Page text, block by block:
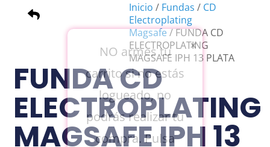
Inicio / Fundas / CD
Electroplating
Magsafe/ FUNDA CD
ELECTROPLATING
MAGSAFE IPH 13 PLATA
FUNDA CD
ELECTROPLATING
MAGSAFE IPH 13
×
NO armes tu
carrito si no estás
logueado, no
podrás realizar tu
compra. Pulsa